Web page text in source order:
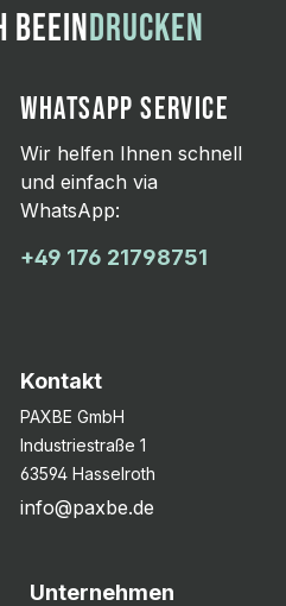
BEEINDRUCKEN
WHATSAPP SERVICE
Wir helfen Ihnen schnell
und einfach via
WhatsApp:
+49 176 21798751
Kontakt
PAXBE GmbH
Industriestraße 1
63594 Hasselroth
info@paxbe.de
Unternehmen